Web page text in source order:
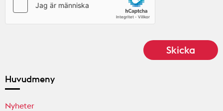
Huvudmeny
Nyheter